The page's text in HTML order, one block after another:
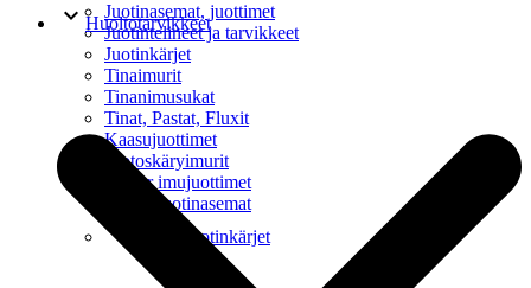
Juotinasemat, juottimet
Juotintelineet ja tarvikkeet
Juotinkärjet
Tinaimurit
Tinanimusukat
Tinat, Pastat, Fluxit
Kaasujuottimet
Juotoskäryimurit
Weller imujuottimet
Weller juotinasemat
keyboard_arrow_down Weller juotinkärjet
keyboard_arrow_downHuoltotarvikkeet